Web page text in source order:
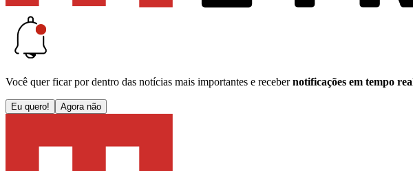
Você quer ficar por dentro das notícias mais importantes e receber notificações em tempo
Eu quero! Agora não